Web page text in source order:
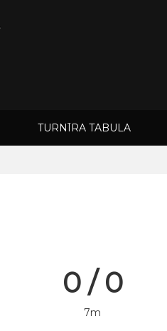
TURNĪRA TABULA
0 / 0
7m